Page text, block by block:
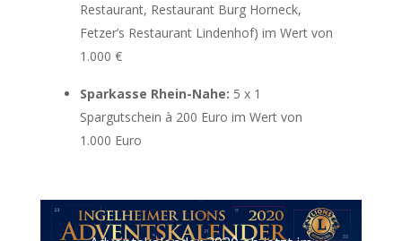
Restaurant, Restaurant Burg Horneck,
Fetzer’s Restaurant Lindenhof) im Wert von
1.000 €
Sparkasse Rhein-Nahe: 5 x 1
Spargutschein à 200 Euro im Wert von
1.000 Euro